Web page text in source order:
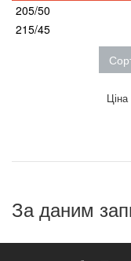
205/50
215/45
Ціна
За даним